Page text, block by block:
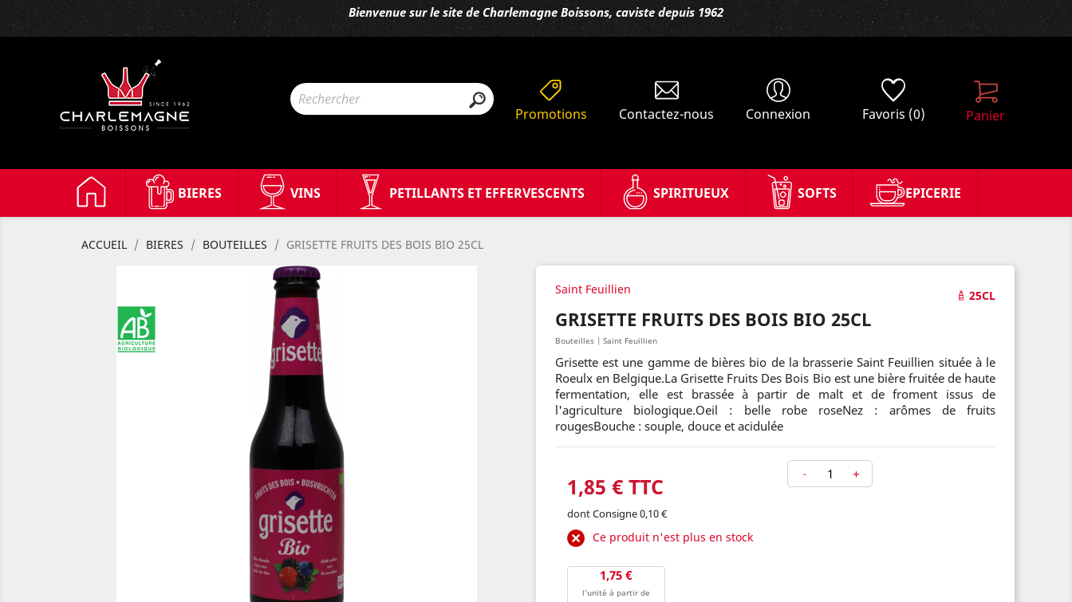
Bienvenue sur le site de Charlemagne Boissons, caviste depuis 1962
BIERES VINS PETILLANTS ET EFFERVESCENTS SPIRITUEUX SOFTS EPICERIE
Promotions Contactez-nous Connexion Favoris (0) Panier
ACCUEIL BIERES BOUTEILLES GRISETTE FRUITS DES BOIS BIO 25CL
Saint Feuillien 25CL
GRISETTE FRUITS DES BOIS BIO 25CL
Bouteilles | Saint Feuillien
Grisette est une gamme de bières bio de la brasserie Saint Feuillien située à le
Roeulx en Belgique.La Grisette Fruits Des Bois Bio est une bière fruitée de haute
fermentation, elle est brassée à partir de malt et de froment issus de
l'agriculture biologique.Oeil : belle robe roseNez : arômes de fruits
rougesBouche : souple, douce et acidulée
1,85 € TTC
dont Consigne 0,10 €
Ce produit n'est plus en stock
1,75 €
l'unité à partir de
- +